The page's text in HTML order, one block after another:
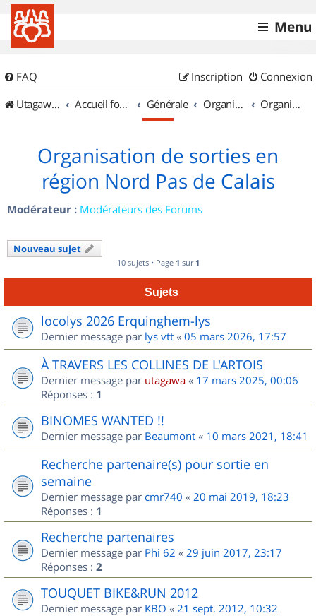
Menu
FAQ Connexion
Inscription
UtagawaVTT (Randos VTT et VTTAE avec traces GPS)
Accueil forum Générale Organisation de sorties & Recherche de partenaires Organisation de sorties en région Nord Pas de Calais
Organisation de sorties en
région Nord Pas de Calais
Modérateur : Modérateurs des Forums
Nouveau sujet
10 sujets • Page 1 sur 1
Sujets
locolys 2026 Erquinghem-lys
Dernier message par lys vtt « 05 mars 2026, 17:57
À TRAVERS LES COLLINES DE L'ARTOIS
Dernier message par utagawa « 17 mars 2025, 00:06
Réponses : 1
BINOMES WANTED !!
Dernier message par Beaumont « 10 mars 2021, 18:41
Recherche partenaire(s) pour sortie en
semaine
Dernier message par cmr740 « 20 mai 2019, 18:23
Réponses : 1
Recherche partenaires
Dernier message par Phi 62 « 29 juin 2017, 23:17
Réponses : 2
TOUQUET BIKE&RUN 2012
Dernier message par KBO « 21 sept. 2012, 10:32